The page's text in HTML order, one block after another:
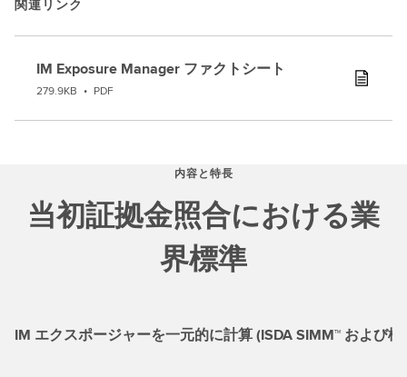
関連リンク
IM Exposure Manager ファクトシート
279.9KB • PDF
内容と特長
当初証拠金照合における業
界標準
IM エクスポージャーを一元的に計算 (ISDA SIMM™ および標